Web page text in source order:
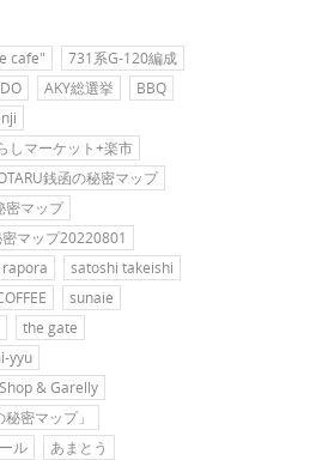
cafe"
731系G-120編成
AKY総選挙
BBQ
しマーケット+楽市
銭函の秘密マップ
密マップ
マップ20220801
rapora
satoshi takeishi
sunaie
the gate
yyu
& Garelly
秘密マップ」
ル
あまとう